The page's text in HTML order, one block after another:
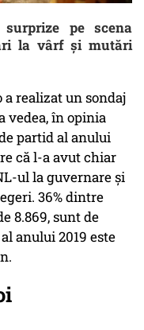
pe scena
la vârf și mutări
a realizat un sondaj
în opinia
partid al anului
că l-a avut chiar
ul la guvernare și
36% dintre
8.869, sunt de
anului 2019 este